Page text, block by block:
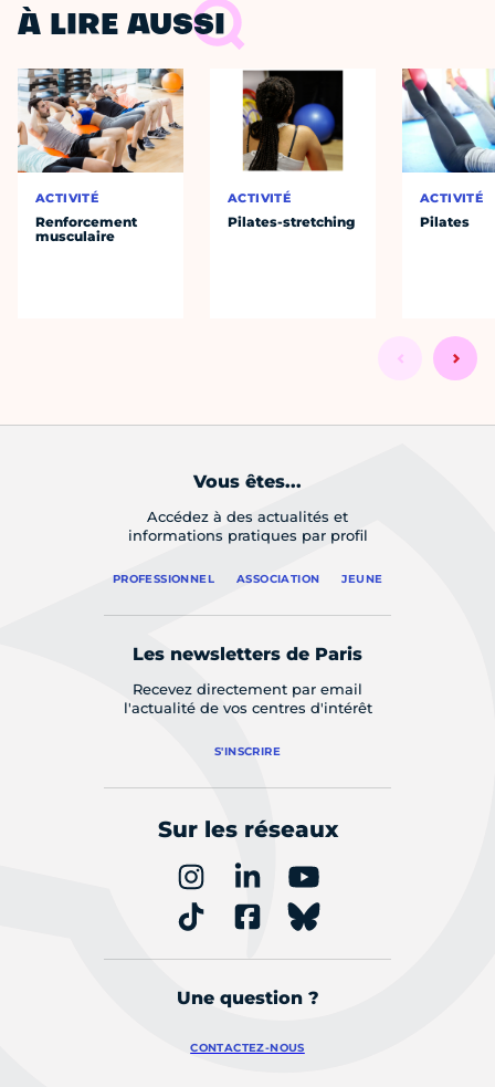
À LIRE AUSSI
ACTIVITÉ
Renforcement
musculaire
ACTIVITÉ
Pilates-stretching
ACTIVITÉ
Pilates
Vous êtes...
Accédez à des actualités et
informations pratiques par profil
PROFESSIONNEL ASSOCIATION JEUNE
Les newsletters de Paris
Recevez directement par email
l'actualité de vos centres d'intérêt
S'INSCRIRE
Sur les réseaux
Une question ?
CONTACTEZ-NOUS